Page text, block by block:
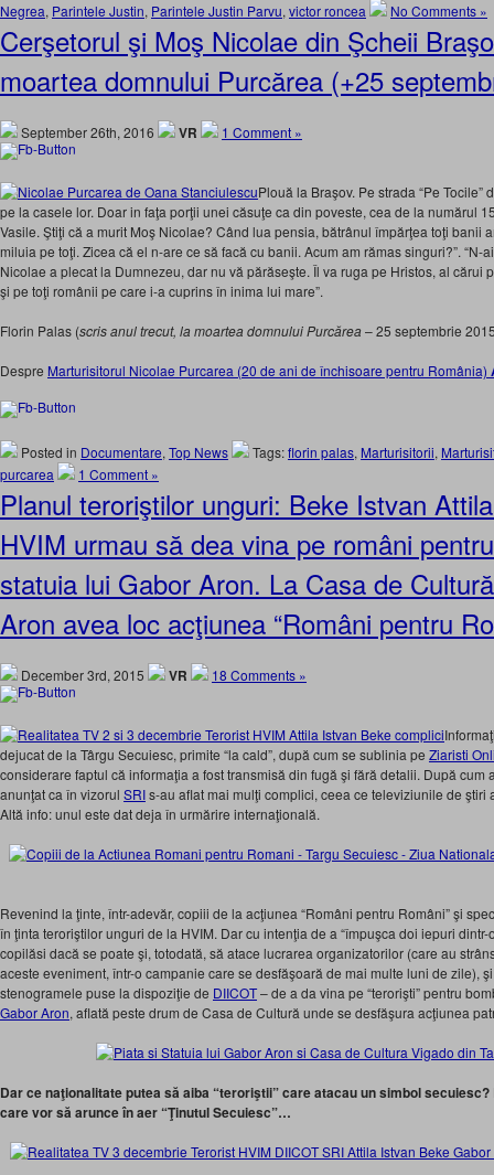
Negrea, Parintele Justin, Parintele Justin Parvu, victor roncea No Comments »
Cerşetorul şi Moş Nicolae din Şcheii
moartea domnului Purcărea (+25
September 26th, 2016 VR 1 Comment »
Plouă la Braşov. Pe strada “Pe Tocile”
pe la casele lor. Doar in faţa porţii unei căsuţe ca din poveste, cea de la numărul
Vasile. Ştiţi că a murit Moş Nicolae? Când lua pensia, bătrânul împărţea toţi banii
miluia pe toţi. Zicea că el n-are ce să facă cu banii. Acum am rămas singuri?”. “N-
Nicolae a plecat la Dumnezeu, dar nu vă părăseşte. Îl va ruga pe Hristos, al cărui
şi pe toţi românii pe care i-a cuprins în inima lui mare”.
Florin Palas (scris anul trecut, la moartea domnului Purcărea– 25 septembrie
Despre Marturisitorul Nicolae Purcarea (20 de ani de închisoare pentru România)
Posted in Documentare, Top News Tags:florin palas, Marturisitorii,
purcarea
1 Comment »
Planul teroriştilor unguri: Beke Istvan
HVIM urmau să dea vina pe români
statuia lui Gabor Aron. La Casa de
Aron avea loc acţiunea “Români pentru
December 3rd, 2015 VR 18 Comments »
dejucat de la Târgu Secuiesc, primite “la cald”, după cum se sublinia pe Ziaristi
considerare faptul că informaţia a fost transmisă din fugă şi fără detalii. După cum
anunţat ca în vizorul SRIs-au aflat mai mulţi complici, ceea ce televiziunile de ştiri
Altă info: unul este dat deja în urmărire internaţională.
Revenind la ţinte, într-adevăr, copiii de la acţiunea “Români pentru Români” şi
în ţinta teroriştilor unguri de la HVIM. Dar cu intenţia de a “împuşca doi iepuri
copilăsi dacă se poate şi, totodată, să atace lucrarea organizatorilor (care au
aceste eveniment, într-o campanie care se desfăşoară de mai multe luni de zile),
stenogramele puse la dispoziţie de DIICOT– de a da vina pe “terorişti” pentru
Gabor Aron, aflată peste drum de Casa de Cultură unde se desfăşura acţiunea
Dar ce naţionalitate putea să aiba “teroriştii” care atacau un simbol
care vor să arunce în aer “Ţinutul Secuiesc”…